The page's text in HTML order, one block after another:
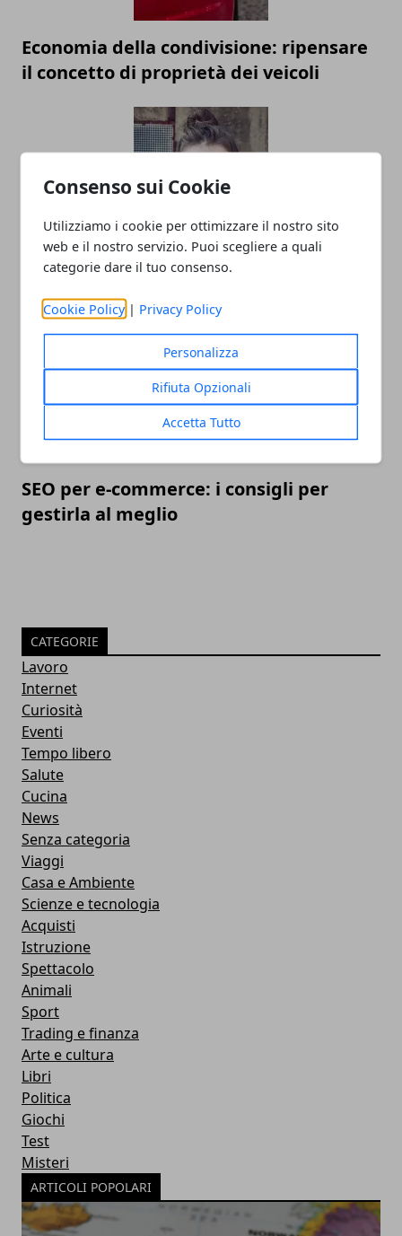
Consenso sui Cookie
Utilizziamo i cookie per ottimizzare il nostro sito
web e il nostro servizio. Puoi scegliere a quali
categorie dare il tuo consenso.
Cookie Policy | Privacy Policy
Personalizza
Rifiuta Opzionali
Accetta Tutto
Economia della condivisione: ripensare
il concetto di proprietà dei veicoli
Linea di moda: gli errori da non fare
prima del lancio
SEO per e-commerce: i consigli per
gestirla al meglio
CATEGORIE
Lavoro
Internet
Curiosità
Eventi
Tempo libero
Salute
Cucina
News
Senza categoria
Viaggi
Casa e Ambiente
Scienze e tecnologia
Acquisti
Istruzione
Spettacolo
Animali
Sport
Trading e finanza
Arte e cultura
Libri
Politica
Giochi
Test
Misteri
ARTICOLI POPOLARI